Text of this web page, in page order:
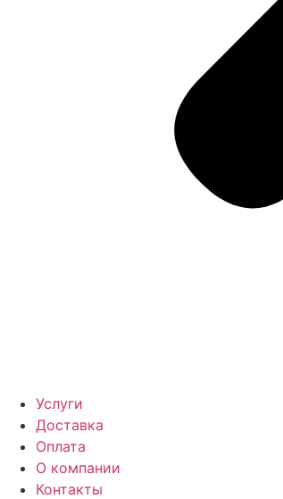
Услуги
Доставка
Оплата
О компании
Контакты